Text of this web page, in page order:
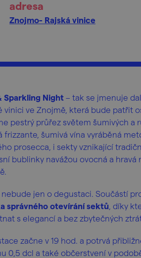
adresa
Znojmo- Rajská vinice
Sparkling Night – tak se jmenuje
vinici ve Znojmě, která bude patřit
pestrý průřez světem šumivých a
frizzante, šumivá vína vyráběná
prosecca, i sekty vznikající
bublinky navážou ovocná a
nebude jen o degustaci. Součástí
správného otevírání sektů , díky
s elegancí a bez zbytečných
začne v 19 hod. a potrvá
0,5 dcl a také občerstvení v